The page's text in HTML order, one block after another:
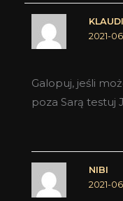
2021-
Galopuj, jeśli
poza Sarą testuj
NIBI
2021-